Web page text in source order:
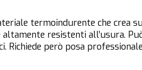
termoindurente che crea
altamente resistenti all’usura.
Richiede però posa